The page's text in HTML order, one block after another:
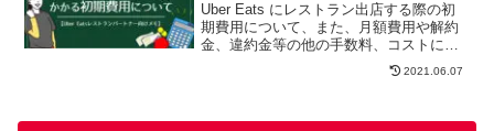
Uber Eats にレストラン出店する際の初
期費用について、また、月額費用や解約
金、違約金等の他の手数料、コストにつ
2021.06.07